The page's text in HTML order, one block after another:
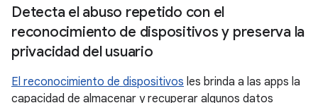
Detecta el abuso repetido con el
reconocimiento de dispositivos y preserva la
privacidad del usuario
El reconocimiento de dispositivos les brinda a las apps la
capacidad de almacenar y recuperar algunos datos